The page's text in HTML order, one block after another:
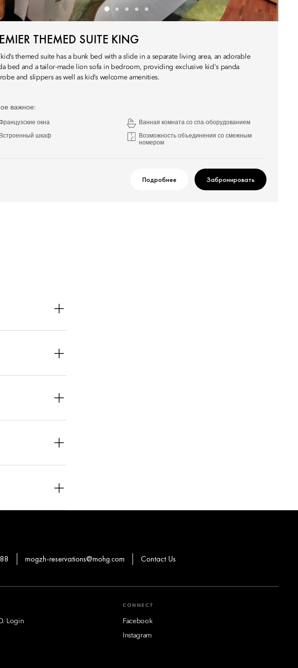
THEMED SUITE KING
kid’s themed suite has a bunk bed with a slide in a separate living area, an adorable
bed and a tailor-made lion sofa in bedroom, providing exclusive kid's panda
and slippers as well as kid’s welcome amenities.
важное:
окна Ванная комната со спа-оборудованием
Встроенный шкаф
Возможность объединения со смежным
номером
Подробнее Забронировать
luxurious
and dining
areas and are
cancellation
mogzh-reservations@mohg.com Contact Us
Login
CONNECT
Facebook
Instagram